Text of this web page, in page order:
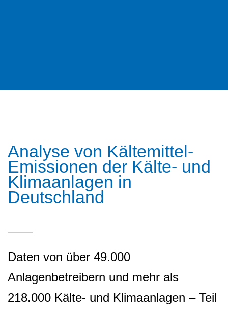
Analyse von Kältemittel-
Emissionen der Kälte- und
Klimaanlagen in
Deutschland
Daten von über 49.000
Anlagenbetreibern und mehr als
218.000 Kälte- und Klimaanlagen – Teil